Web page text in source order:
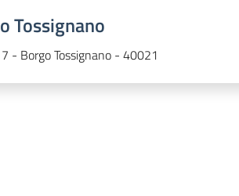
Tossignano
- Borgo Tossignano - 40021